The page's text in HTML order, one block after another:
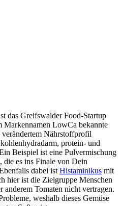
das Greifswalder Food-Startup
Markennamen LowCa bekannte
Nährstoffprofil
protein- und
Beispiel ist eine Pulvermischung
es ins Finale von Dein
dabei ist Histaminikus mit
hier ist die Zielgruppe Menschen
Tomaten nicht vertragen.
weshalb dieses Gemüse